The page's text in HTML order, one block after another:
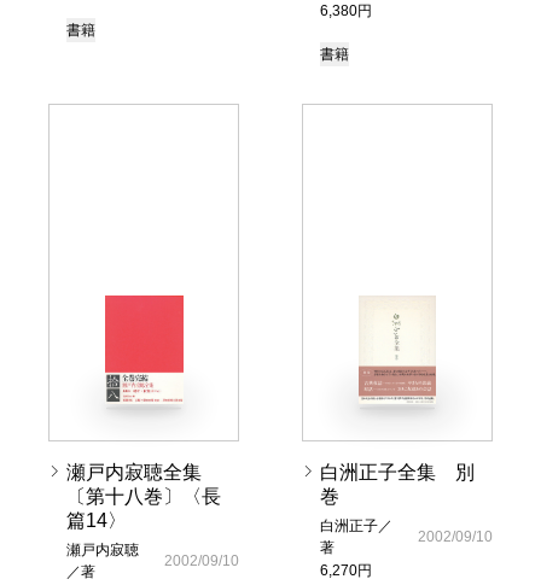
書籍
6,380円
書籍
瀬戸内寂聴全集
〔第十八巻〕〈長
篇14〉
瀬戸内寂聴
／著
2002/09/10
白洲正子全集 別
巻
白洲正子／
著
6,270円
2002/09/10